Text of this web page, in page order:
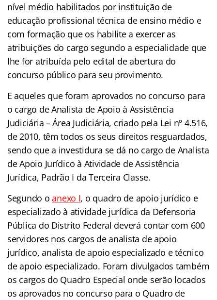
nível médio habilitados por instituição de
educação profissional técnica de ensino médio e
com formação que os habilite a exercer as
atribuições do cargo segundo a especialidade que
lhe for atribuída pelo edital de abertura do
concurso público para seu provimento.
E aqueles que foram aprovados no concurso para
o cargo de Analista de Apoio à Assistência
Judiciária – Área Judiciária, criado pela Lei nº 4.516,
de 2010, têm todos os seus direitos resguardados,
sendo que a investidura se dá no cargo de Analista
de Apoio Jurídico à Atividade de Assistência
Jurídica, Padrão I da Terceira Classe.
Segundo oanexo I, o quadro de apoio jurídico e
especializado à atividade jurídica da Defensoria
Pública do Distrito Federal deverá contar com 600
servidores nos cargos de analista de apoio
jurídico, analista de apoio especializado e técnico
de apoio especializado. Foram divulgados também
os cargos do Quadro Especial onde serão locados
os aprovados no concurso para o Quadro de